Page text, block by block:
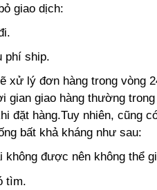
giao dịch:
phí ship.
xử lý đơn hàng trong vòng
gian giao hàng thường
đặt hàng.Tuy nhiên, cũng
bất khả kháng như sau:
được nên không thể
tìm.